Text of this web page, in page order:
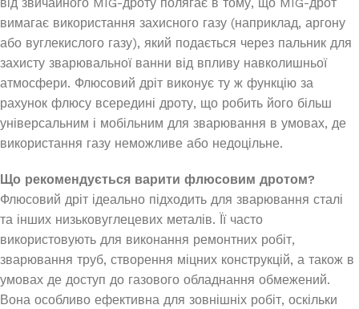
вимагає використання захисного газу (наприклад, аргону
або вуглекислого газу), який подається через пальник для
захисту зварювальної ванни від впливу навколишньої
атмосфери. Флюсовий дріт виконує ту ж функцію за
рахунок флюсу всередині дроту, що робить його більш
універсальним і мобільним для зварювання в умовах, де
використання газу неможливе або недоцільне.
Що рекомендується варити флюсовим дротом?
Флюсовий дріт ідеально підходить для зварювання сталі
та інших низьковуглецевих металів. Її часто
використовують для виконання ремонтних робіт,
зварювання труб, створення міцних конструкцій, а також в
умовах де доступ до газового обладнання обмежений.
Вона особливо ефективна для зовнішніх робіт, оскільки